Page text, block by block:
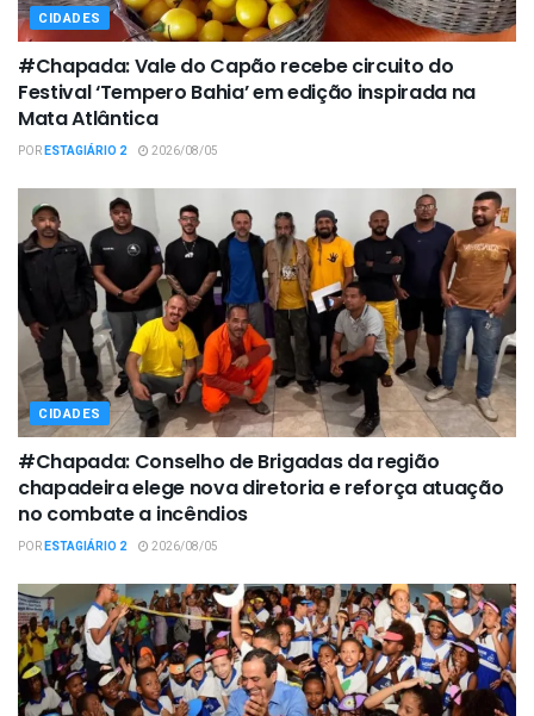
CIDADES
#Chapada: Vale do Capão recebe circuito do
Festival ‘Tempero Bahia’ em edição inspirada na
Mata Atlântica
PORESTAGIÁRIO 2 2026/08/05
CIDADES
#Chapada: Conselho de Brigadas da região
chapadeira elege nova diretoria e reforça atuação
no combate a incêndios
PORESTAGIÁRIO 2 2026/08/05